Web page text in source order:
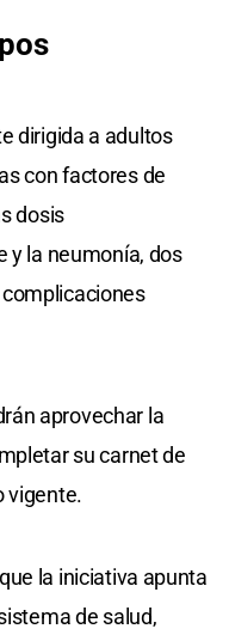
dirigida a adultos
con factores de
dosis
y la neumonía, dos
aprovechar la
su carnet de
vigente.
la iniciativa apunta
de salud,